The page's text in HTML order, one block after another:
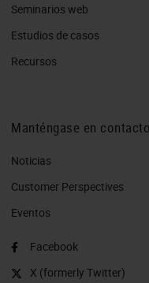
Seminarios web
Estudios de casos
Recursos
Manténgase en contacto
Noticias
Customer Perspectives​
Eventos
Facebook
X (formerly Twitter)